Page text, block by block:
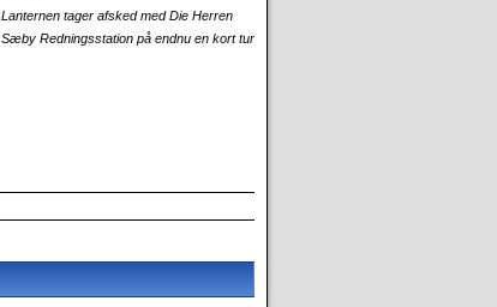
Lanternen tager afsked med Die Herren
Sæby Redningsstation på endnu en kort tur